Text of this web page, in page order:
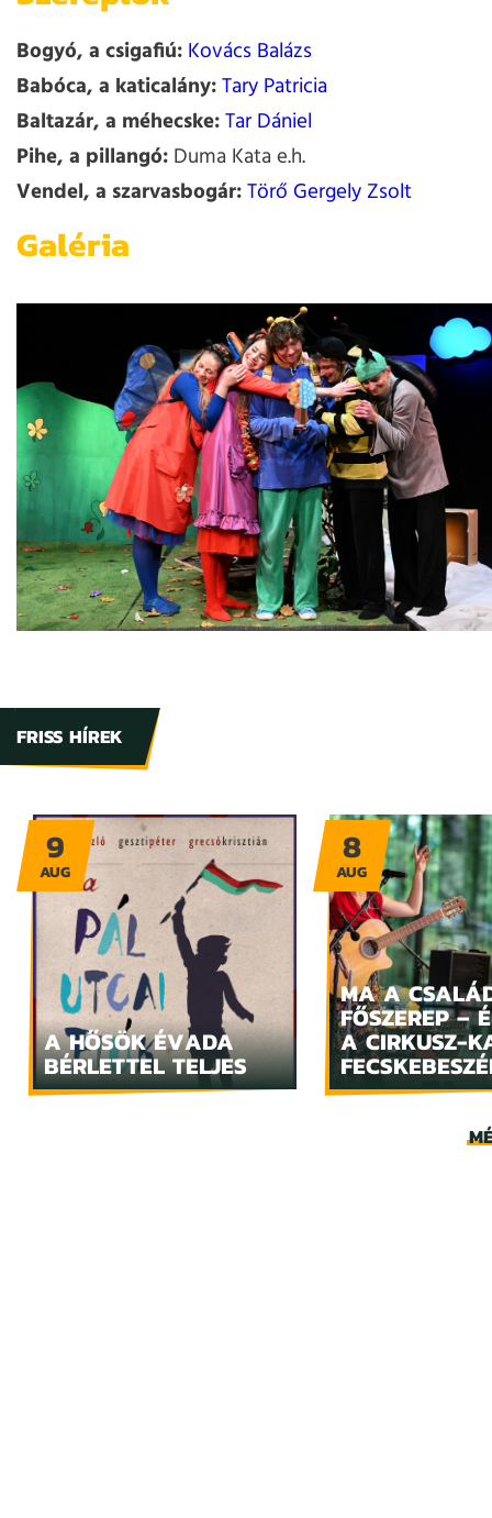
Bogyó, a csigafiú:Kovács Balázs
Babóca, a katicalány:Tary Patricia
Baltazár, a méhecske:Tar Dániel
Pihe, a pillangó:Duma Kata e.h.
Vendel, a szarvasbogár:Törő Gergely Zsolt
Galéria
FRISS HÍREK
A HŐSÖK ÉVADA
BÉRLETTEL TELJES
9
AUG
MA A
FŐSZEREP –
A CIRKUSZ-
8
AUG